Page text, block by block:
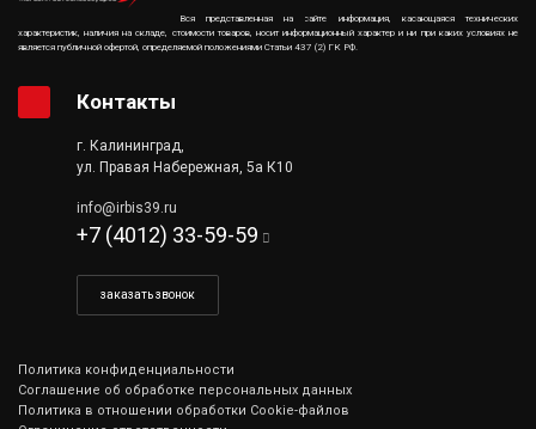
Вся представленная на сайте информация, касающаяся технических
характеристик, наличия на складе, стоимости товаров, носит информационный характер и ни при каких условиях не
является публичной офертой, определяемой положениями Статьи 437 (2) ГК РФ.
Контакты
г. Калининград,
ул. Правая Набережная, 5а К10
info@irbis39.ru
+7 (4012) 33-59-59
заказать звонок
Политика конфиденциальности
Соглашение об обработке персональных данных
Политика в отношении обработки Cookie-файлов